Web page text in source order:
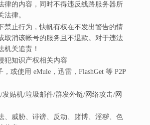
律的内容，同时不得违反线路服务器所
法律。
禁止行为，快帆有权在不发出警告的情
取消该帐号的服务且不退款。对于违法
机关追责！
犯知识产权相关内容
或使用 eMule，迅雷，FlashGet 等 P2P
发贴机/垃圾邮件/群发外链/网络攻击/网
、威胁、诽谤、反动、赌博、淫秽、色